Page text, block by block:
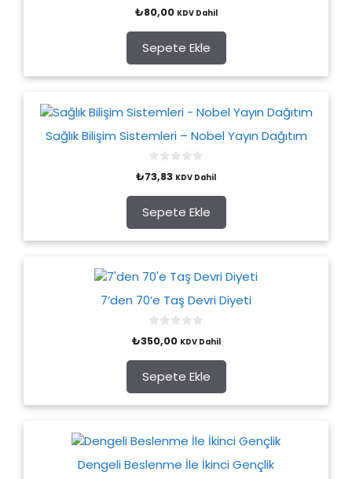
0
o
t
o
f
5
₺80,00 KDV Dahil
Sepete Ekle
Sağlık Bilişim Sistemleri – Nobel Yayın Dağıtım
o
t
o
f
5
₺73,83 KDV Dahil
Sepete Ekle
7’den 70’e Taş Devri Diyeti
o
t
o
f
5
₺350,00 KDV Dahil
Sepete Ekle
Dengeli Beslenme İle İkinci Gençlik